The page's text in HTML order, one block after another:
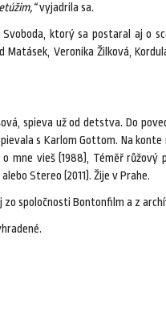
vyjadrila sa.
ktorý sa postaral aj o
Matásek, Veronika Žilková,
spieva už od detstva. Do
s Karlom Gottom. Na konte
mne vieš (1988), Téměř růžový
Stereo (2011). Žije v Prahe.
spoločnosti Bontonfilm a z